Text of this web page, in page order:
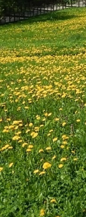
ныне
кронами, что
сосны имеют
представляют
(березняки,
составляют
а также и в
«Лосиный Остров»,
возобновление и
тогда как доля
процессе
массив, где
серой
насаждения
рябина, крушина,
свидина ярко-
o_363